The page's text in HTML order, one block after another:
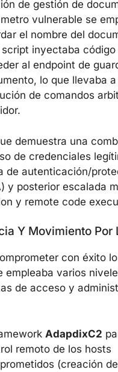
de gestión de
vulnerable se
el nombre del
inyectaba código
al endpoint de
lo que llevaba a
de comandos
demuestra una
de credenciales
de autenticación/
y posterior escalada
y remote code
Y Movimiento Por
con éxito
empleaba varios
de acceso y
AdapdixC2
remoto de los hosts
(creación